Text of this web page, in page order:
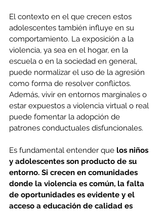
El contexto en el que crecen estos
adolescentes también influye en su
comportamiento. La exposición a la
violencia, ya sea en el hogar, en la
escuela o en la sociedad en general,
puede normalizar el uso de la agresión
como forma de resolver conflictos.
Además, vivir en entornos marginales o
estar expuestos a violencia virtual o real
puede fomentar la adopción de
patrones conductuales disfuncionales.
Es fundamental entender que los niños
y adolescentes son producto de su
entorno. Si crecen en comunidades
donde la violencia es común, la falta
de oportunidades es evidente y el
acceso a educación de calidad es